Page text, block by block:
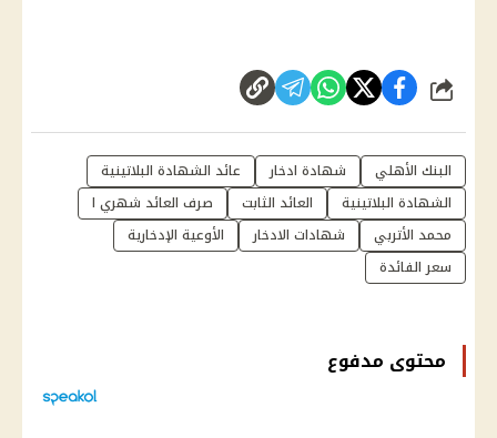
شارك
البنك الأهلي شهادة ادخار
عائد الشهادة البلاتينية
الشهادة البلاتينية
العائد الثابت
صرف العائد شهري ا
محمد الأتربي
شهادات الادخار
الأوعية الإدخارية
سعر الفائدة
محتوى مدفوع